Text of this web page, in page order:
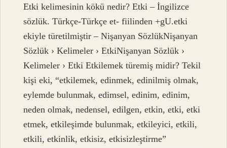
Etki kelimesinin kökü nedir? Etki – İngilizce
sözlük. Türkçe-Türkçe et- fiilinden +gU.etki
ekiyle türetilmiştir – Nişanyan SözlükNişanyan
Sözlük › Kelimeler › EtkiNişanyan Sözlük ›
Kelimeler › Etki Etkilemek türemiş midir? Tekil
kişi eki, “etkilemek, edinmek, edinilmiş olmak,
eylemde bulunmak, edimsel, edinim, edinim,
neden olmak, nedensel, edilgen, etkin, etki, etki
etmek, etkileşimde bulunmak, etkileyici, etkili,
etkili, etkinlik, etkisiz, etkisizleştirme”